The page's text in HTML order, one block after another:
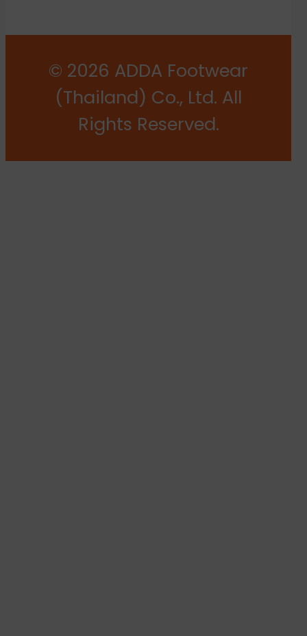
© 2026 ADDA Footwear
(Thailand) Co., Ltd. All
Rights Reserved.